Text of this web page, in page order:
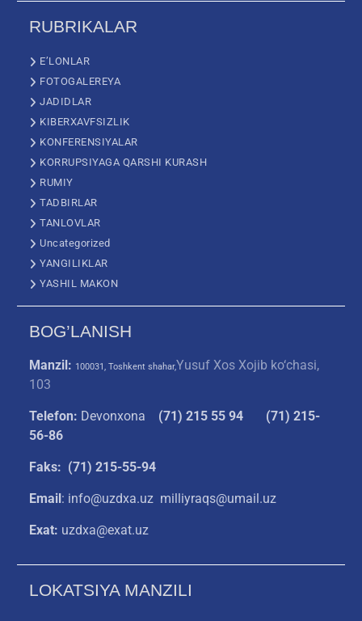
RUBRIKALAR
E’LONLAR
FOTOGALEREYA
JADIDLAR
KIBERXAVFSIZLIK
KONFERENSIYALAR
KORRUPSIYAGA QARSHI KURASH
RUMIY
TADBIRLAR
TANLOVLAR
Uncategorized
YANGILIKLAR
YASHIL MAKON
BOG’LANISH
Manzil: 100031, Toshkent shahar,Yusuf Xos Xojib ko‘chasi,
103
Telefon: Devonxona (71) 215 55 94
(71) 215-
56-86
Faks: (71) 215-55-94
Email: info@uzdxa.uz milliyraqs@umail.uz
Exat: uzdxa@exat.uz
LOKATSIYA MANZILI